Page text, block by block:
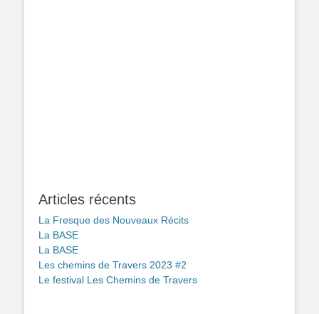
Articles récents
La Fresque des Nouveaux Récits
La BASE
La BASE
Les chemins de Travers 2023 #2
Le festival Les Chemins de Travers